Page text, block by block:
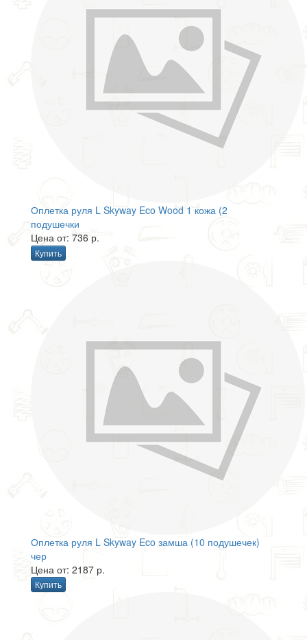
Оплетка руля L Skyway Eco Wood 1 кожа (2
подушечки
Цена от: 736 р.
Купить
Оплетка руля L Skyway Eco замша (10 подушечек)
чер
Цена от: 2187 р.
Купить